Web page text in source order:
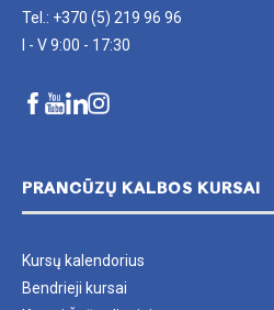
Tel.: +370 (5) 219 96 96
I - V 9:00 - 17:30
PRANCŪZŲ KALBOS KURSAI
Kursų kalendorius
Bendrieji kursai